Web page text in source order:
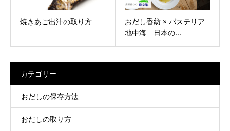
焼きあご出汁の取り方
おだし香紡 × パステリア
地中海 日本の...
カテゴリー
おだしの保存方法
おだしの取り方